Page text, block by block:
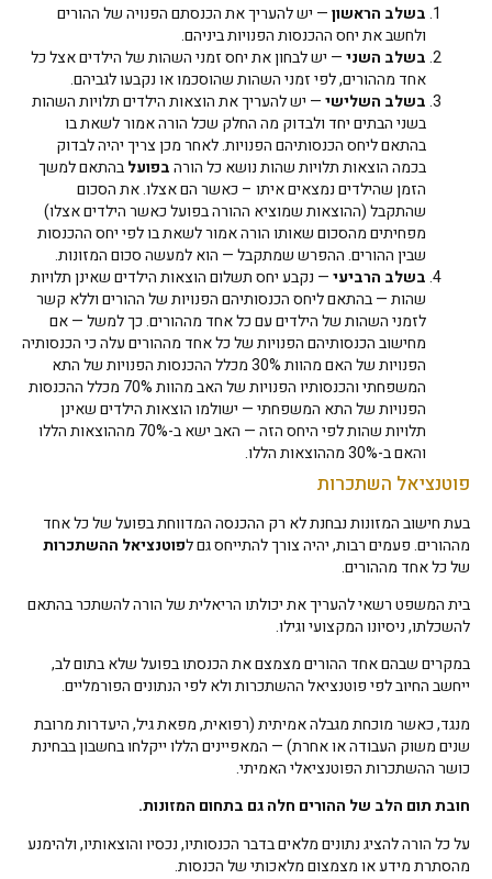
בשלב הראשון— יש להעריך את הכנסתם הפנויה של ההורים
ולחשב את יחס ההכנסות הפנויות ביניהם.
בשלב השני— יש לבחון את יחס זמני השהות של הילדים אצל כל
אחד מההורים, לפי זמני השהות שהוסכמו או נקבעו לגביהם.
בשלב השלישי— יש להעריך את הוצאות הילדים תלויות השהות
בשני הבתים יחד ולבדוק מה החלק שכל הורה אמור לשאת בו
בהתאם ליחס הכנסותיהם הפנויות. לאחר מכן צריך יהיה לבדוק
בכמה הוצאות תלויות שהות נושא כל הורהבפועלבהתאם למשך
הזמן שהילדים נמצאים איתו – כאשר הם אצלו. את הסכום
שהתקבל (ההוצאות שמוציא ההורה בפועל כאשר הילדים אצלו)
מפחיתים מהסכום שאותו הורה אמור לשאת בו לפי יחס ההכנסות
שבין ההורים. ההפרש שמתקבל — הוא למעשה סכום המזונות.
בשלב הרביעי— נקבע יחס תשלום הוצאות הילדים שאינן תלויות
שהות — בהתאם ליחס הכנסותיהם הפנויות של ההורים וללא קשר
לזמני השהות של הילדים עם כל אחד מההורים. כך למשל — אם
מחישוב הכנסותיהם הפנויות של כל אחד מההורים עלה כי הכנסותיה
הפנויות של האם מהוות 30% מכלל ההכנסות הפנויות של התא
המשפחתי והכנסותיו הפנויות של האב מהוות 70% מכלל ההכנסות
הפנויות של התא המשפחתי — ישולמו הוצאות הילדים שאינן
תלויות שהות לפי היחס הזה — האב ישא ב-70% מההוצאות הללו
והאם ב-30% מההוצאות הללו.
פוטנציאל השתכרות
בעת חישוב המזונות נבחנת לא רק ההכנסה המדווחת בפועל של כל אחד
מההורים. פעמים רבות, יהיה צורך להתייחס גם לפוטנציאל ההשתכרות
של כל אחד מההורים.
בית המשפט רשאי להעריך את יכולתו הריאלית של הורה להשתכר בהתאם
להשכלתו, ניסיונו המקצועי וגילו.
במקרים שבהם אחד ההורים מצמצם את הכנסתו בפועל שלא בתום לב,
ייחשב החיוב לפי פוטנציאל ההשתכרות ולא לפי הנתונים הפורמליים.
מנגד, כאשר מוכחת מגבלה אמיתית (רפואית, מפאת גיל, היעדרות מרובת
שנים משוק העבודה או אחרת) — המאפיינים הללו ייקלחו בחשבון בבחינת
כושר ההשתכרות הפוטנציאלי האמיתי.
חובת תום הלב של ההורים חלה גם בתחום המזונות.
על כל הורה להציג נתונים מלאים בדבר הכנסותיו, נכסיו והוצאותיו, ולהימנע
מהסתרת מידע או מצמצום מלאכותי של הכנסות.